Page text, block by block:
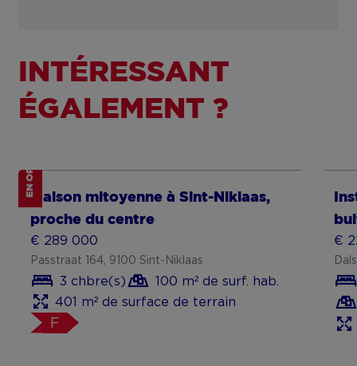
INTÉRESSANT
ÉGALEMENT ?
EN OPTIONMaison mitoyenne à Sint-Niklaas,
proche du centre
€ 289 000
Passtraat 164, 9100 Sint-Niklaas
3 chbre(s)
100 m² de surf. hab.
401 m² de surface de terrain
F
Show more
€